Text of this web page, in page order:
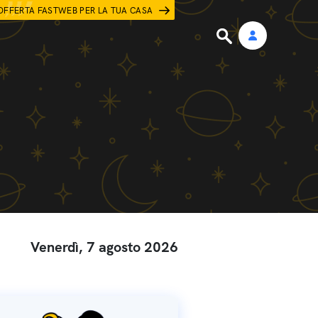
FASTWEB PER LA TUA CASA
Venerdì, 7 agosto 2026